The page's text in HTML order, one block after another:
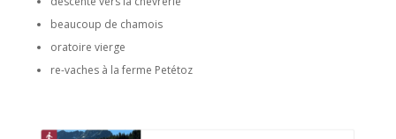
beaucoup de chamois
oratoire vierge
re-vaches à la ferme Petétoz